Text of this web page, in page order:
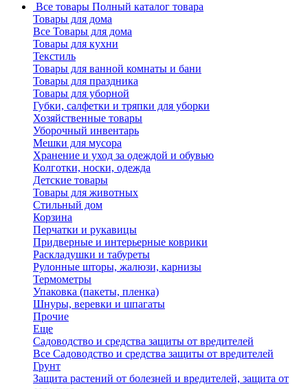
Все товары Полный каталог товара
Товары для дома
Все Товары для дома
Товары для кухни
Текстиль
Товары для ванной комнаты и бани
Товары для праздника
Товары для уборной
Губки, салфетки и тряпки для уборки
Хозяйственные товары
Уборочный инвентарь
Мешки для мусора
Хранение и уход за одеждой и обувью
Колготки, носки, одежда
Детские товары
Товары для животных
Стильный дом
Корзина
Перчатки и рукавицы
Придверные и интерьерные коврики
Раскладушки и табуреты
Рулонные шторы, жалюзи, карнизы
Термометры
Упаковка (пакеты, пленка)
Шнуры, веревки и шпагаты
Прочие
Еще
Садоводство и средства защиты от вредителей
Все Садоводство и средства защиты от вредителей
Грунт
Защита растений от болезней и вредителей, защита от